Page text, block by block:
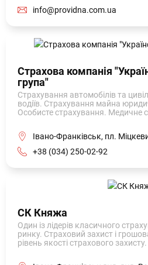
info@providna.com.ua
Страхова компанія
група"
Страхування автомобілів та
водіїв. Страхування майна
Особисте страхування. Медичне
Івано-Франківськ, пл.
+38 (034) 250-02-92
СК Княжа
Один із лідерів класичного
ринку. Страховий захист і
рівень якості страхового захисту.